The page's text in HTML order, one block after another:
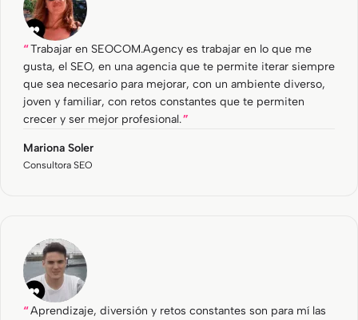
Trabajar en SEOCOM.Agency es trabajar en lo que me
gusta, el SEO, en una agencia que te permite iterar siempre
que sea necesario para mejorar, con un ambiente diverso,
joven y familiar, con retos constantes que te permiten
crecer y ser mejor profesional.
Mariona Soler
Consultora SEO
Aprendizaje, diversión y retos constantes son para mí las